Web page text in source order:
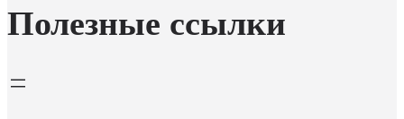
Полезные ссылки